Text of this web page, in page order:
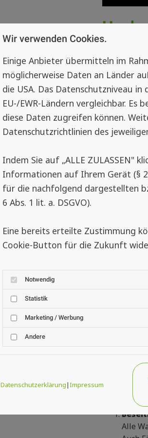
21. August 2024
zudem
Wie
Mücken
wie
perfekte
Feldern,
Um eine
im
Alle
Wir verwenden Cookies.
Einige Anbieter übermitteln im
möglicherweise Daten an Länder
die USA. Das Datenschutzniveau
EU-/EWR-Ländern vergleichbar.
diese Daten zugreifen können.
Datenschutzrichtlinien des
Indem Sie auf „ALLE ZULASSEN"
Informationen auf Ihrem Gerät (§
für die nachfolgend dargestellten
6 Abs. 1 lit. a. DSGVO).
Eine bereits erteilte Zustimmung
Cookie-Button für die Zukunft
Notwendig
Statistik
Marketing / Werbung
Andere
Datenschutzerklärung|Impressum